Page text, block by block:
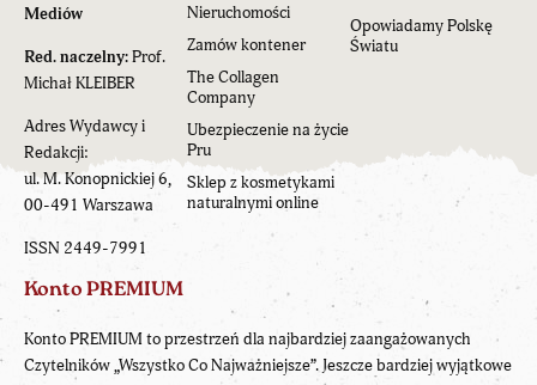
Mediów
Red. naczelny:Prof.
Michał KLEIBER
Adres Wydawcy i
Redakcji:
ul. M. Konopnickiej 6,
00-491 Warszawa
ISSN 2449-7991
Nieruchomości
Zamów kontener
The Collagen
Company
Ubezpieczenie na życie
Pru
Sklep z kosmetykami
naturalnymi online
Opowiadamy Polskę
Światu
Konto PREMIUM
Konto PREMIUM to przestrzeń dla najbardziej zaangażowanych
Czytelników „Wszystko Co Najważniejsze”. Jeszcze bardziej wyjątkowe